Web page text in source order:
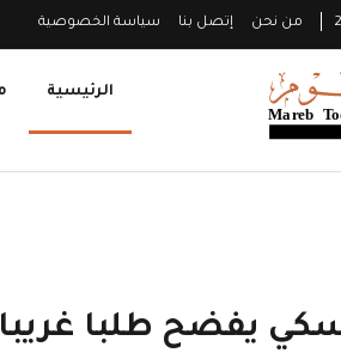
من نحن إتصل بنا سياسة الخصوصية
الرئيسية
يفضح طلبا